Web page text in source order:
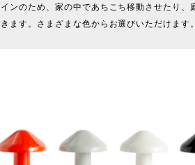
ンのため、家の中であちこち移動させたり、
ます。さまざまな色からお選びいただけます。